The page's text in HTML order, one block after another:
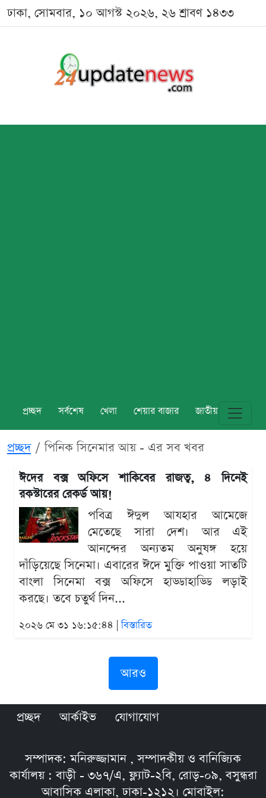
ঢাকা, সোমবার, ১০ আগস্ট ২০২৬, ২৬ শ্রাবণ ১৪৩৩
প্রচ্ছদ সর্বশেষ খেলা শেয়ার বাজার জাতীয় বিশ্ব
প্রচ্ছদ পিনিক সিনেমার আয় - এর সব খবর
ঈদের বক্স অফিসে শাকিবের রাজত্ব, ৪ দিনেই
রকস্টারের রেকর্ড আয়!
পবিত্র ঈদুল আযহার আমেজে
মেতেছে সারা দেশ। আর এই
আনন্দের অন্যতম অনুষঙ্গ হয়ে
দাঁড়িয়েছে সিনেমা। এবারের ঈদে মুক্তি পাওয়া সাতটি
বাংলা সিনেমা বক্স অফিসে হাড্ডাহাড্ডি লড়াই
করছে। তবে চতুর্থ দিন...
২০২৬ মে ৩১ ১৬:১৫:৪৪ |বিস্তারিত
আরও
প্রচ্ছদ আর্কাইভ যোগাযোগ
সম্পাদক: মনিরুজ্জামান , সম্পাদকীয় ও বানিজ্যিক
কার্যালয় : বাড়ী - ৩৬৭/এ, ফ্ল্যাট-২বি, রোড়-০৯, বসুন্ধরা
আবাসিক এলাকা, ঢাকা-১২১২। মোবাইল: